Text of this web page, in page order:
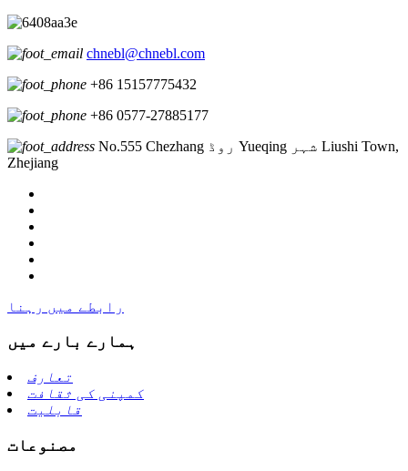
chnebl@chnebl.com
+86 15157775432
+86 0577-27885177
No.555 Chezhang روڈ Yueqing شہر Liushi Town,
Zhejiang
رابطے میں رہنا
ہمارے بارے میں
تعارف
کمپنی کی ثقافت
قابلیت
مصنوعات